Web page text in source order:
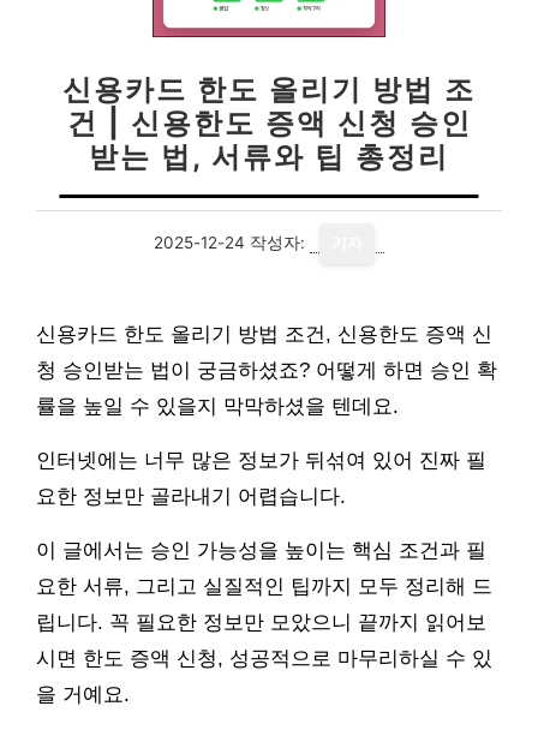
신용카드 한도 올리기 방법 조
건 | 신용한도 증액 신청 승인
받는 법, 서류와 팁 총정리
2025-12-24 작성자:
신용카드 한도 올리기 방법 조건, 신용한도 증액 신
청 승인받는 법이 궁금하셨죠? 어떻게 하면 승인 확
률을 높일 수 있을지 막막하셨을 텐데요.
인터넷에는 너무 많은 정보가 뒤섞여 있어 진짜 필
요한 정보만 골라내기 어렵습니다.
이 글에서는 승인 가능성을 높이는 핵심 조건과 필
요한 서류, 그리고 실질적인 팁까지 모두 정리해 드
립니다. 꼭 필요한 정보만 모았으니 끝까지 읽어보
시면 한도 증액 신청, 성공적으로 마무리하실 수 있
을 거예요.